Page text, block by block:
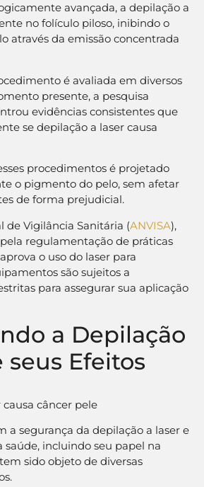
avançada, a depilação a
no folículo piloso, inibindo o
através da emissão concentrada
é avaliada em diversos
presente, a pesquisa
evidências consistentes que
se depilação a laser causa
procedimentos é projetado
o pigmento do pelo, sem afetar
de forma prejudicial.
de Vigilância Sanitária (ANVISA),
regulamentação de práticas
o uso do laser para
são sujeitos a
para assegurar sua aplicação
a Depilação
seus Efeitos
a segurança da depilação a laser e
saúde, incluindo seu papel na
sido objeto de diversas